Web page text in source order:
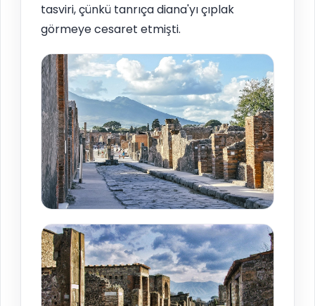
tasviri, çünkü tanrıça diana'yı çıplak
görmeye cesaret etmişti.